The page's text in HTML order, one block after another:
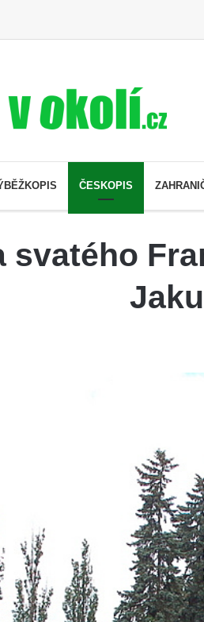
ČESKOPIS
svatého